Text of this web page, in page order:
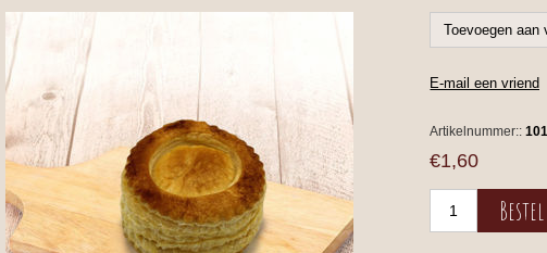
Artikelnummer::
€1,60